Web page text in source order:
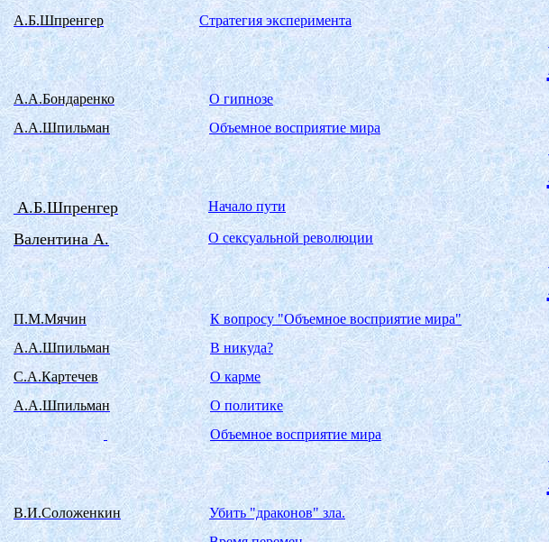
А.Б.Шпренгер
Стратегия эксперимента
А.А.Бондаренко
О гипнозе
А.А.Шпильман
Объемное восприятие мира
А.Б.Шпренгер Начало пути
Валентина А. О сексуальной революции
П.М.Мячин
К вопросу "Объемное восприятие мира"
А.А.Шпильман
В никуда?
С.А.Картечев
О карме
А.А.Шпильман
О политике
Объемное восприятие мира
В.И.Соложенкин
Убить "драконов" зла.